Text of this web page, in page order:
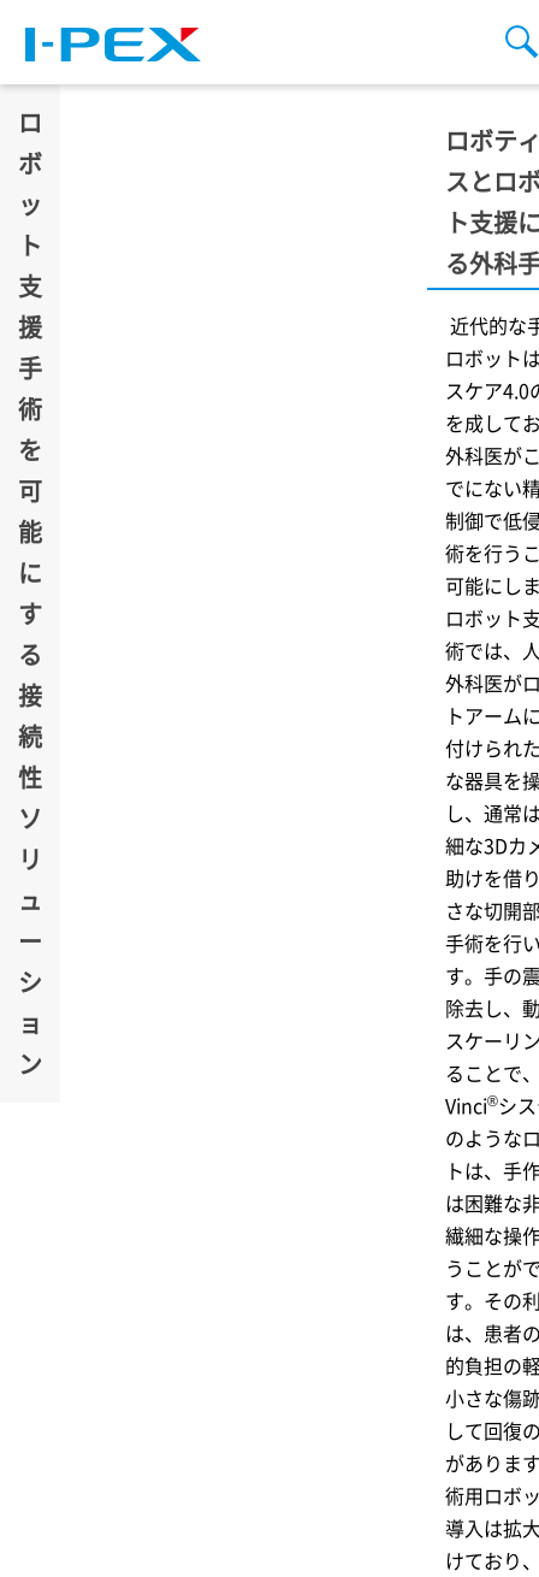
ロ
ボ
ッ
ト
支
援
手
術
を
可
能
に
す
る
接
続
性
ソ
リ
ュ
ー
シ
ョ
ン
ロボテ
スとロ
ト支援
る外科
近代的な
ロボット
スケア4.0
を成して
外科医が
でにない
制御で低
術を行う
可能にし
ロボット
術では、
外科医が
トアーム
付けられ
な器具を
し、通常
細な3Dカ
助けを借
さな切開
手術を行
す。手の
除去し、
スケーリ
ることで
Vinci®シ
のような
トは、手
は困難な
繊細な操
うことが
す。その
は、患者
的負担の
小さな傷
して回復
がありま
術用ロボ
導入は拡
けており